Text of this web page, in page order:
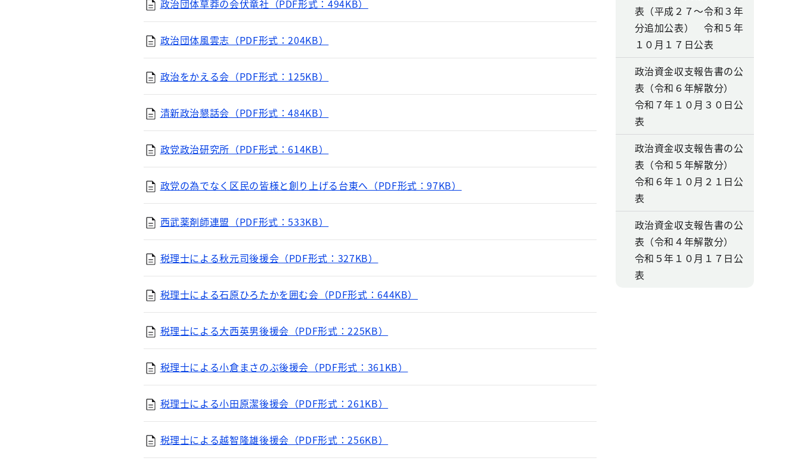
政治団体草莽の会伏竜社（PDF形式：494KB）
政治団体風雲志（PDF形式：204KB）
政治をかえる会（PDF形式：125KB）
清新政治懇話会（PDF形式：484KB）
政党政治研究所（PDF形式：614KB）
政党の為でなく区民の皆様と創り上げる台東へ（PDF形式：97KB）
西武薬剤師連盟（PDF形式：533KB）
税理士による秋元司後援会（PDF形式：327KB）
税理士による石原ひろたかを囲む会（PDF形式：644KB）
税理士による大西英男後援会（PDF形式：225KB）
税理士による小倉まさのぶ後援会（PDF形式：361KB）
税理士による小田原潔後援会（PDF形式：261KB）
税理士による越智隆雄後援会（PDF形式：256KB）
表（平成２７～令和３年
分追加公表） 令和５年
１０月１７日公表
政治資金収支報告書の公
表（令和６年解散分）
令和７年１０月３０日公
表
政治資金収支報告書の公
表（令和５年解散分）
令和６年１０月２１日公
表
政治資金収支報告書の公
表（令和４年解散分）
令和５年１０月１７日公
表